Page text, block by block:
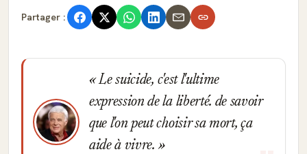
Partager :
Le suicide, c'est l'ultime
expression de la liberté. de savoir
que l'on peut choisir sa mort, ça
aide à vivre.